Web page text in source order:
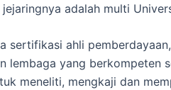
adalah multi
sertifikasi ahli
lembaga yang berkompeten
meneliti, mengkaji dan